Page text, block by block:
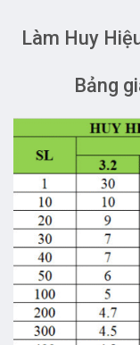
Làm Huy
Bảng